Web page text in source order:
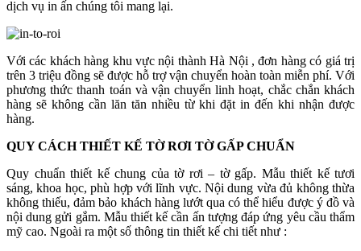
dịch vụ in ấn chúng tôi mang lại.
Với các khách hàng khu vực nội thành Hà Nội , đơn hàng có giá trị
trên 3 triệu đồng sẽ được hỗ trợ vận chuyển hoàn toàn miễn phí. Với
phương thức thanh toán và vận chuyển linh hoạt, chắc chắn khách
hàng sẽ không cần lăn tăn nhiều từ khi đặt in đến khi nhận được
hàng.
QUY CÁCH THIẾT KẾ TỜ RƠI TỜ GẤP CHUẨN
Quy chuẩn thiết kế chung của tờ rơi – tờ gấp. Mẫu thiết kế tươi
sáng, khoa học, phù hợp với lĩnh vực. Nội dung vừa đủ không thừa
không thiếu, đảm bảo khách hàng lướt qua có thể hiểu được ý đồ và
nội dung gửi gắm. Mẫu thiết kế cần ấn tượng đáp ứng yêu cầu thẩm
mỹ cao. Ngoài ra một số thông tin thiết kế chi tiết như :